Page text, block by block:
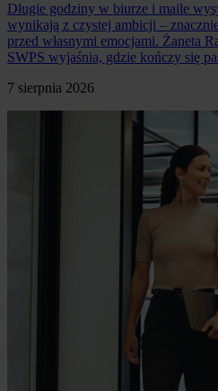
Długie godziny w biurze i maile
wynikają z czystej ambicji –
przed własnymi emocjami. Żaneta
SWPS wyjaśnia, gdzie kończy się
7 sierpnia 2026